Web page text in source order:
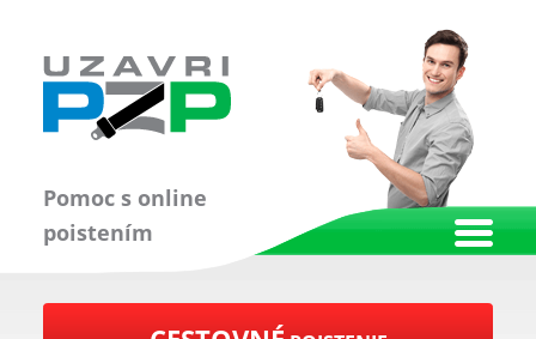
Pomoc s online
poistením